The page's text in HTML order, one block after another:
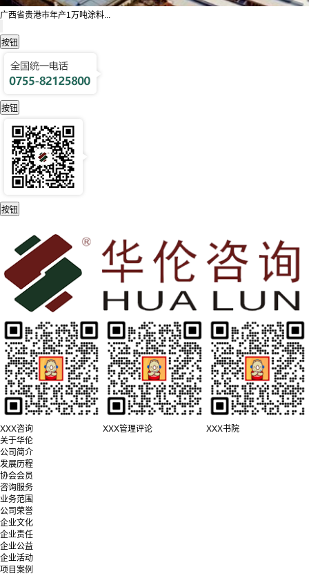
广西省贵港市年产1万吨涂料...
XXX咨询 XXX管理评论
XXX书院
关于华伦
公司简介
发展历程
协会会员
咨询服务
业务范围
公司荣誉
企业文化
企业责任
企业公益
企业活动
项目案例